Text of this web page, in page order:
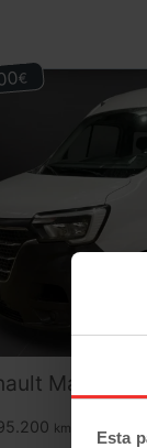
Esta
Master
km
01/
€